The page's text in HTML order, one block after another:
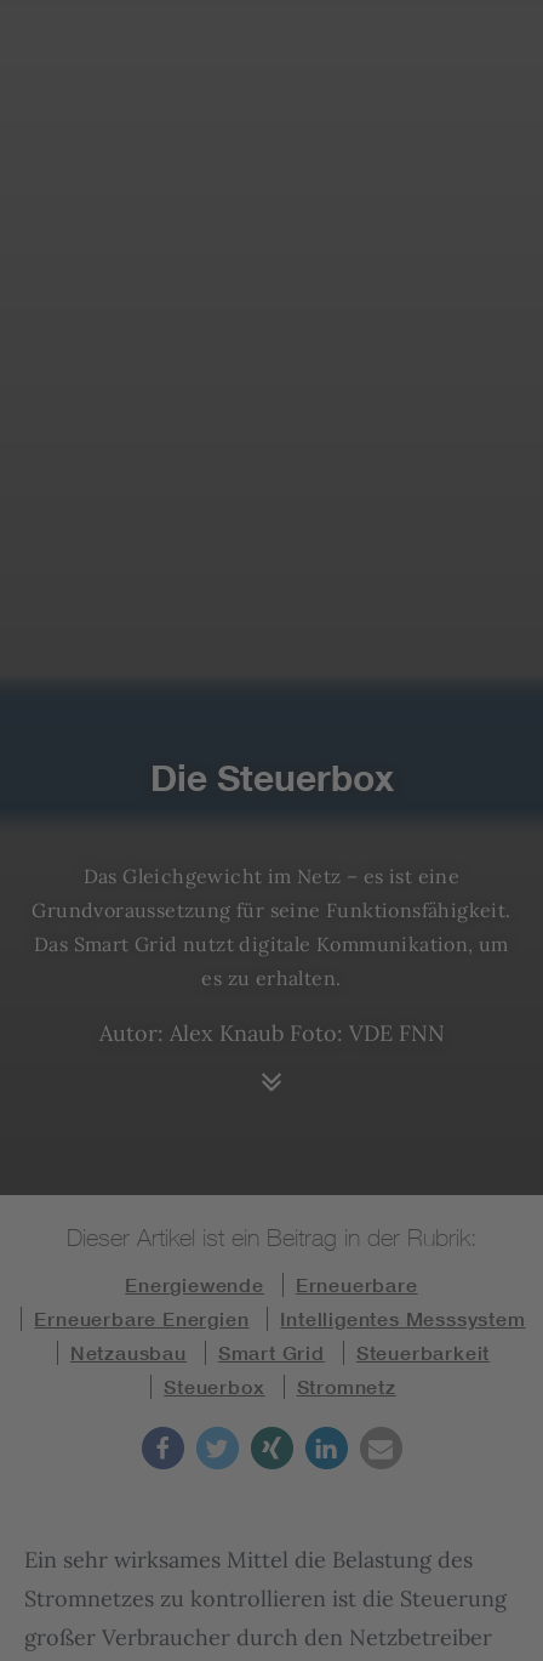
Die Steuerbox
Das Gleichgewicht im Netz – es ist eine
Grundvoraussetzung für seine Funktionsfähigkeit.
Das Smart Grid nutzt digitale Kommunikation, um
es zu erhalten.
Autor: Alex Knaub Foto: VDE FNN
Dieser Artikel ist ein Beitrag in der Rubrik:
Energiewende
Erneuerbare
Erneuerbare Energien
Intelligentes Messsystem
Netzausbau
Smart Grid
Steuerbarkeit
Steuerbox
Stromnetz
Ein sehr wirksames Mittel die Belastung des
Stromnetzes zu kontrollieren ist die Steuerung
großer Verbraucher durch den Netzbetreiber